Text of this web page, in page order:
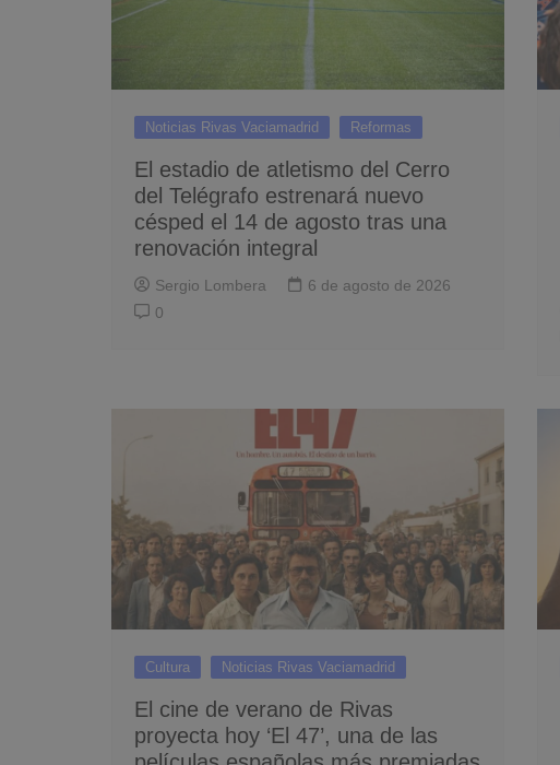
Noticias Rivas Vaciamadrid Reformas
El estadio de atletismo del Cerro
del Telégrafo estrenará nuevo
césped el 14 de agosto tras una
renovación integral
Sergio Lombera
6 de agosto de 2026
0
Cultura Noticias Rivas Vaciamadrid
El cine de verano de Rivas
proyecta hoy ‘El 47’, una de las